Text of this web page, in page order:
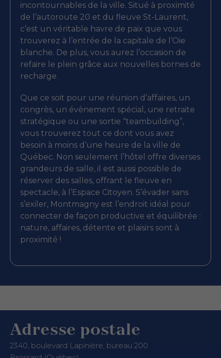
incontournables de la ville. Situé à proximité
de l’autoroute 20 et du fleuve St-Laurent,
c’est un véritable havre de paix que vous
trouverez à l’entrée de la capitale de l’Oie
blanche. De plus, vous aurez l’occasion de
refaire le plein grâce aux nouvelles bornes de
recharge.
Que ce soit pour une réunion d’affaires, un
congrès, un évènement spécial, une retraite
stratégique ou une sortie “teambuilding”,
vous trouverez tout ce dont vous avez
besoin à moins d’une heure de la ville de
Québec. Non seulement l’hôtel offre diverses
grandeurs de salle, il est aussi possible de
réserver des salles, offrant le fleuve en
spectacle, à l’Espace Citoyen. S’évader sans
s’exiler, Montmagny est l’endroit idéal pour
connecter de façon productive et équilibrée :
nature, affaires, détente et plaisirs sont à
proximité !
Adresse postale
2340, boulevard Lapinière, bureau 200